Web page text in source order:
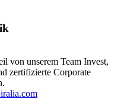
von unserem Team Invest,
zertifizierte Corporate